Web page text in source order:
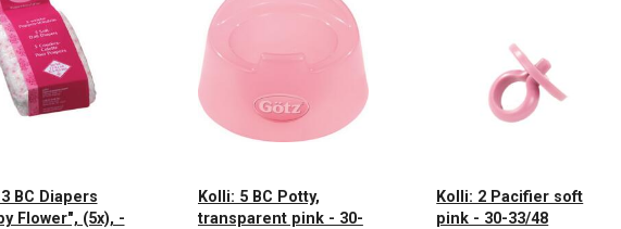
BC Diapers
Flower", (5x), -
Kolli: 5 BC Potty,
transparent pink - 30-
Kolli: 2 Pacifier soft
pink - 30-33/48